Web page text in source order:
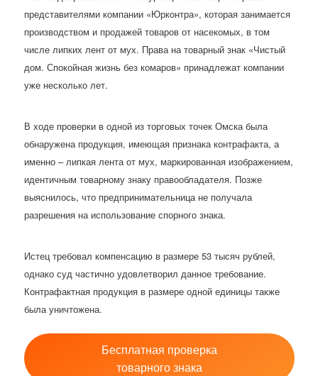
представителями компании «Юрконтра», которая занимается
производством и продажей товаров от насекомых, в том
числе липких лент от мух. Права на товарный знак «Чистый
дом. Спокойная жизнь без комаров» принадлежат компании
уже несколько лет.
В ходе проверки в одной из торговых точек Омска была
обнаружена продукция, имеющая признака контрафакта, а
именно – липкая лента от мух, маркированная изображением,
идентичным товарному знаку правообладателя. Позже
выяснилось, что предпринимательница не получала
разрешения на использование спорного знака.
Истец требовал компенсацию в размере 53 тысяч рублей,
однако суд частично удовлетворил данное требование.
Контрафактная продукция в размере одной единицы также
была уничтожена.
Бесплатная проверка
товарного знака